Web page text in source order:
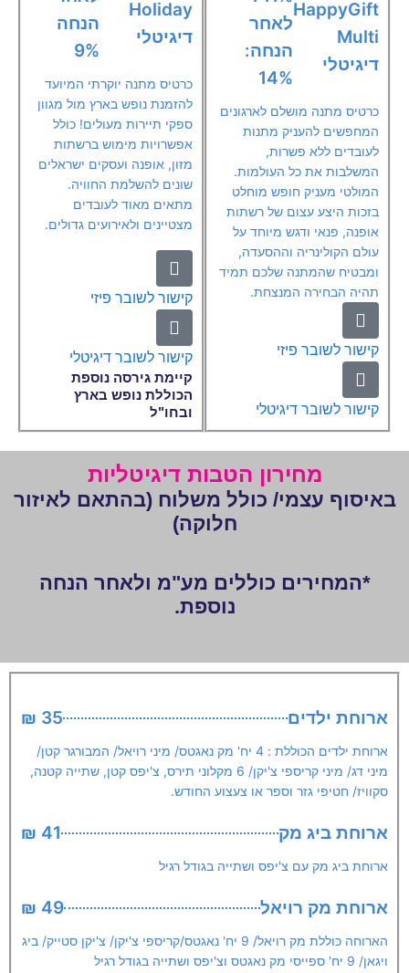
HappyGift
Multi
דיגיטלי
לאחר
הנחה:
14%
כרטיס מתנה מושלם לארגונים
המחפשים להעניק מתנות
לעובדים ללא פשרות,
המשלבות את כל העולמות.
המולטי מעניק חופש מוחלט
בזכות היצע עצום של רשתות
אופנה, פנאי ודגש מיוחד על
עולם הקולינריה וההסעדה,
ומבטיח שהמתנה שלכם תמיד
תהיה הבחירה המנצחת.
קישור לשובר פיזי
קישור לשובר דיגיטלי
Holiday
דיגיטלי
הנחה
9%
כרטיס מתנה יוקרתי המיועד
להזמנת נופש בארץ מול מגוון
ספקי תיירות מעולים! כולל
אפשרויות מימוש ברשתות
מזון, אופנה ועסקים ישראלים
שונים להשלמת החוויה.
מתאים מאוד לעובדים
מצטיינים ולאירועים גדולים.
קישור לשובר פיזי
קישור לשובר דיגיטלי
קיימת גירסה נוספת
הכוללת נופש בארץ
ובחו"ל
מחירון הטבות דיגיטליות
באיסוף עצמי/ כולל משלוח (בהתאם לאיזור
חלוקה)
*המחירים כוללים מע"מ ולאחר הנחה
נוספת.
ארוחת ילדים 35 ₪
ארוחת ילדים הכוללת : 4 יח' מק נאגטס/ מיני רויאל/ המבורגר קטן/
מיני דג/ מיני קריספי צ'יקן/ 6 מקלוני תירס, צ'יפס קטן, שתייה קטנה,
סקוויז/ חטיפי גזר וספר או צעצוע החודש.
ארוחת ביג מק 41 ₪
ארוחת ביג מק עם צ'יפס ושתייה בגודל רגיל
ארוחת מק רויאל 49 ₪
הארוחה כוללת מק רויאל/ 9 יח' נאגטס/קריספי צ'יקן/ צ'יקן סטייק/ ביג
ויגאן/ 9 יח' ספייסי מק נאגטס וצ'יפס ושתייה בגודל רגיל